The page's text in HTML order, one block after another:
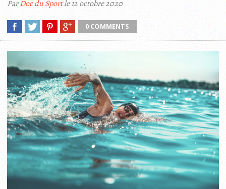
ParDoc du Sportle 12 octobre 2020
0 COMMENTS